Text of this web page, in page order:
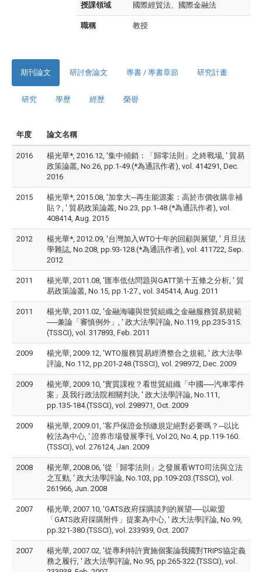
授課領域 國際經貿法、國際金融法
職稱 教授
期刊論文 研討會論文 專書 / 專書章節 研究計畫
研究 學歷 經歷 榮譽
年度 論文名稱
2016
楊光華*, 2016.12, '集中傾銷：「歸零法則」之終戰場, ' 貿易
政策論叢, No.26, pp.1-49.(*為通訊作者), vol. 414291, Dec.
2016
2015
楊光華*, 2015.08, '加拿大─再生能源案：高於市價收購非補
貼？, ' 貿易政策論叢, No.23, pp.1-48.(*為通訊作者), vol.
408414, Aug. 2015
2012
楊光華*, 2012.09, '台灣加入WTO十年的回顧與展望, ' 月旦法
學雜誌, No.208, pp.93-128.(*為通訊作者), vol. 411722, Sep.
2012
2011
楊光華, 2011.08, '匯率低估問題與GATT第十五條之分析, ' 貿
易政策論叢, No.15, pp.1-27., vol. 345414, Aug. 2011
2011
楊光華, 2011.02, '金融海嘯與世貿組織之金融服務貿易規範
──兼論「審慎例外」, ' 政大法學評論, No.119, pp.235-315.
(TSSCI), vol. 317893, Feb. 2011
2009
楊光華, 2009.12, 'WTO服務貿易經濟整合之規範, ' 政大法學
評論, No.112, pp.201-248.(TSSCI), vol. 298972, Dec. 2009
2009
楊光華, 2009.10, '實質課稅？看世貿組織「中國──汽車零件
案」及我行政法院相關判決, ' 政大法學評論, No.111,
pp.135-184.(TSSCI), vol. 298971, Oct. 2009
2009
楊光華, 2009.01, '客戶保證金預繳規定絕對必要嗎？─以比
較法為中心, ' 證券市場發展季刊, Vol.20, No.4, pp.119-160.
(TSSCI), vol. 276124, Jan. 2009
2008
楊光華, 2008.06, '從「歸零法則」之發展看WTO司法與立法
之互動, ' 政大法學評論, No.103, pp.109-203.(TSSCI), vol.
261966, Jun. 2008
2007
楊光華, 2007.10, 'GATS政府採購談判的展望──以歐盟
「GATS政府採購附件」提案為中心, ' 政大法學評論, No.99,
pp.321-380.(TSSCI), vol. 233939, Oct. 2007
2007
楊光華, 2007.02, '從專利特許實施個案論我國對TRIPS協定義
務之履行, ' 政大法學評論, No.95, pp.265-322.(TSSCI), vol.